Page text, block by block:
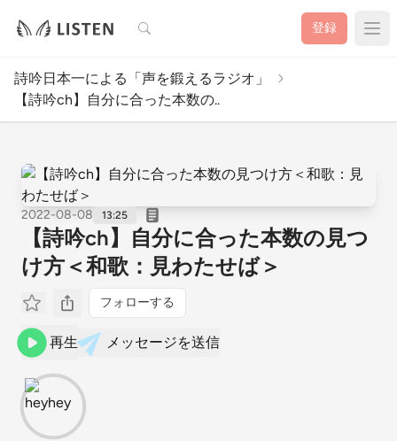
検索 登録
詩吟日本一による「声を鍛えるラジオ」
【詩吟ch】自分に合った本数の..
2022-08-08 13:25
【詩吟ch】自分に合った本数の見つ
け方＜和歌：見わたせば＞
フォローする
再生 メッセージを送信